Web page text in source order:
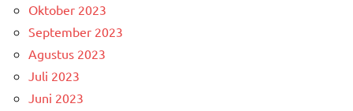
Oktober 2023
September 2023
Agustus 2023
Juli 2023
Juni 2023